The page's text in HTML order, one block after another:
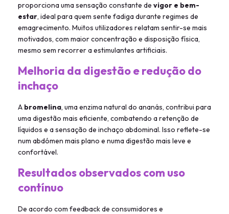
proporciona uma sensação constante de vigor e bem-
estar, ideal para quem sente fadiga durante regimes de
emagrecimento. Muitos utilizadores relatam sentir-se mais
motivados, com maior concentração e disposição física,
mesmo sem recorrer a estimulantes artificiais.
Melhoria da digestão e redução do
inchaço
A bromelina, uma enzima natural do ananás, contribui para
uma digestão mais eficiente, combatendo a retenção de
líquidos e a sensação de inchaço abdominal. Isso reflete-se
num abdómen mais plano e numa digestão mais leve e
confortável.
Resultados observados com uso
contínuo
De acordo com feedback de consumidores e